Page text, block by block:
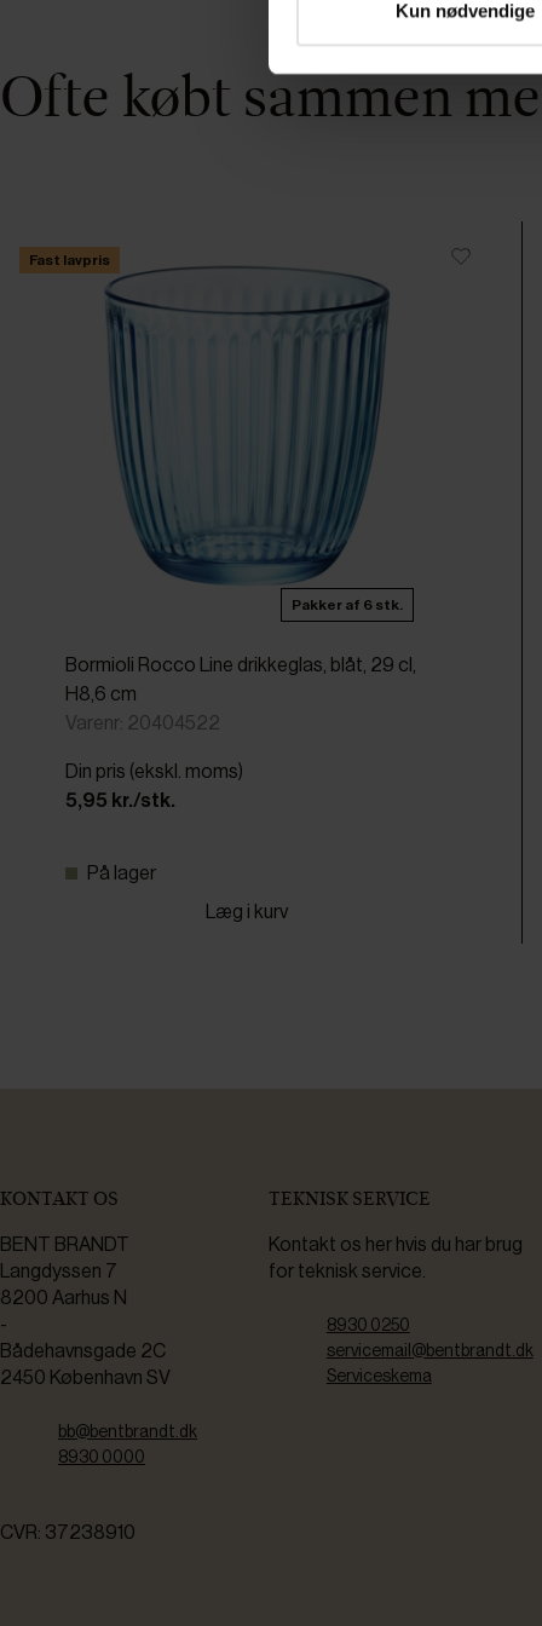
Kun nødvendige
Ofte købt sammen
Fast lavpris
Pakker af 6 stk.
Bormioli Rocco Line drikkeglas, blåt, 29 cl,
H8,6 cm
Varenr: 20404522
Din pris (ekskl. moms)
5,95 kr./stk.
På lager
Læg i kurv
KONTAKT OS
BENT BRANDT
Langdyssen 7
8200 Aarhus N
-
Bådehavnsgade 2C
2450 København SV
bb@bentbrandt.dk
8930 0000
CVR: 37238910
TEKNISK SERVICE
Kontakt os her hvis du har brug
for teknisk service.
8930 0250
servicemail@bentbrandt.dk
Serviceskema